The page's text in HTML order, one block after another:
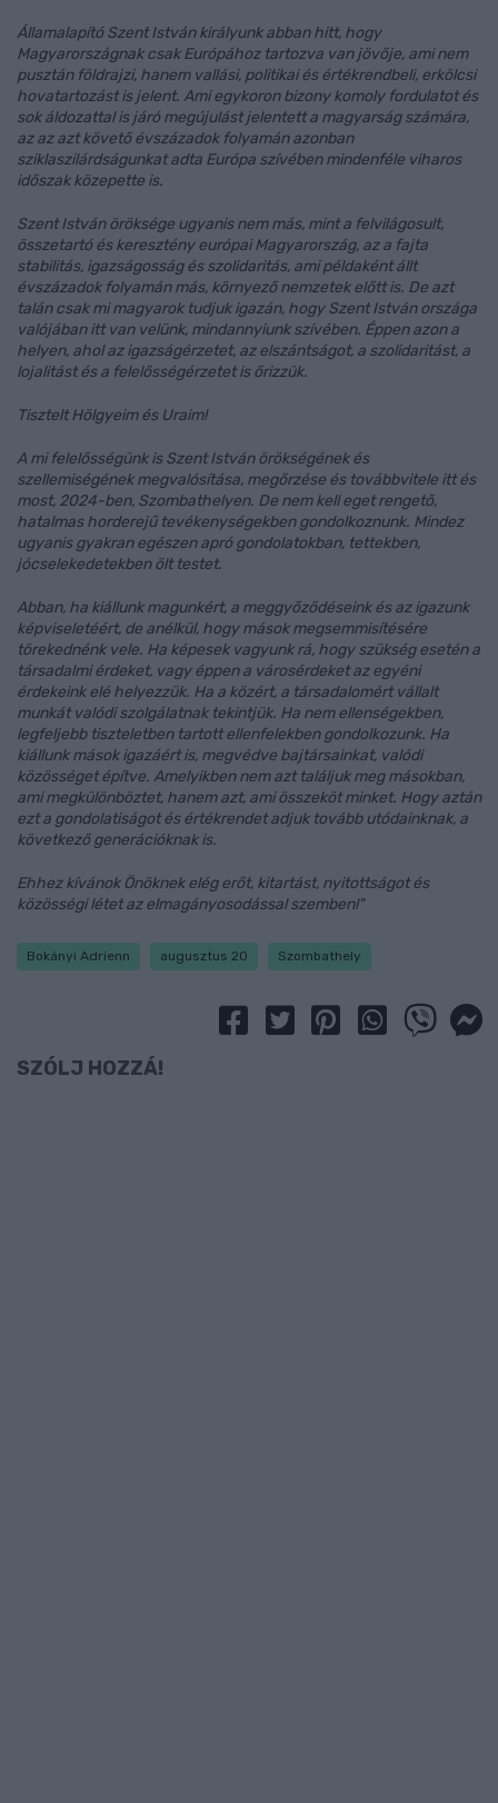
Államalapító Szent István királyunk abban hitt, hogy
Magyarországnak csak Európához tartozva van jövője, ami nem
pusztán földrajzi, hanem vallási, politikai és értékrendbeli, erkölcsi
hovatartozást is jelent. Ami egykoron bizony komoly fordulatot és
sok áldozattal is járó megújulást jelentett a magyarság számára,
az az azt követő évszázadok folyamán azonban
sziklaszilárdságunkat adta Európa szívében mindenféle viharos
időszak közepette is.
Szent István öröksége ugyanis nem más, mint a felvilágosult,
összetartó és keresztény európai Magyarország, az a fajta
stabilitás, igazságosság és szolidaritás, ami példaként állt
évszázadok folyamán más, környező nemzetek előtt is. De azt
talán csak mi magyarok tudjuk igazán, hogy Szent István országa
valójában itt van velünk, mindannyiunk szívében. Éppen azon a
helyen, ahol az igazságérzetet, az elszántságot, a szolidaritást, a
lojalitást és a felelősségérzetet is őrizzük.
Tisztelt Hölgyeim és Uraim!
A mi felelősségünk is Szent István örökségének és
szellemiségének megvalósítása, megőrzése és továbbvitele itt és
most, 2024-ben, Szombathelyen. De nem kell eget rengető,
hatalmas horderejű tevékenységekben gondolkoznunk. Mindez
ugyanis gyakran egészen apró gondolatokban, tettekben,
jócselekedetekben ölt testet.
Abban, ha kiállunk magunkért, a meggyőződéseink és az igazunk
képviseletéért, de anélkül, hogy mások megsemmisítésére
törekednénk vele. Ha képesek vagyunk rá, hogy szükség esetén a
társadalmi érdeket, vagy éppen a városérdeket az egyéni
érdekeink elé helyezzük. Ha a közért, a társadalomért vállalt
munkát valódi szolgálatnak tekintjük. Ha nem ellenségekben,
legfeljebb tiszteletben tartott ellenfelekben gondolkozunk. Ha
kiállunk mások igazáért is, megvédve bajtársainkat, valódi
közösséget építve. Amelyikben nem azt találjuk meg másokban,
ami megkülönböztet, hanem azt, ami összeköt minket. Hogy aztán
ezt a gondolatiságot és értékrendet adjuk tovább utódainknak, a
következő generációknak is.
Ehhez kívánok Önöknek elég erőt, kitartást, nyitottságot és
közösségi létet az elmagányosodással szemben!"
Bokányi Adrienn augusztus 20 Szombathely
SZÓLJ HOZZÁ!